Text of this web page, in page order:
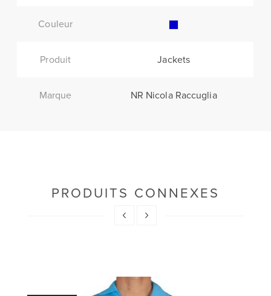
Couleur
Produit Jackets
Marque NR Nicola Raccuglia
PRODUITS CONNEXES